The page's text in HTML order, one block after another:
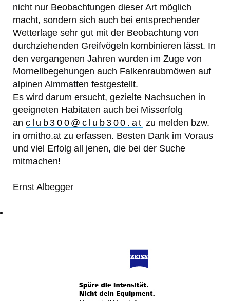
nicht nur Beobachtungen dieser Art möglich
macht, sondern sich auch bei entsprechender
Wetterlage sehr gut mit der Beobachtung von
durchziehenden Greifvögeln kombinieren lässt. In
den vergangenen Jahren wurden im Zuge von
Mornellbegehungen auch Falkenraubmöwen auf
alpinen Almmatten festgestellt.
Es wird darum ersucht, gezielte Nachsuchen in
geeigneten Habitaten auch bei Misserfolg
an club300@club300.at zu melden bzw.
in ornitho.at zu erfassen. Besten Dank im Voraus
und viel Erfolg all jenen, die bei der Suche
mitmachen!
Ernst Albegger